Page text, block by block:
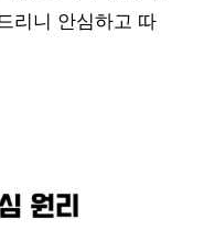
리니 안심하고 따